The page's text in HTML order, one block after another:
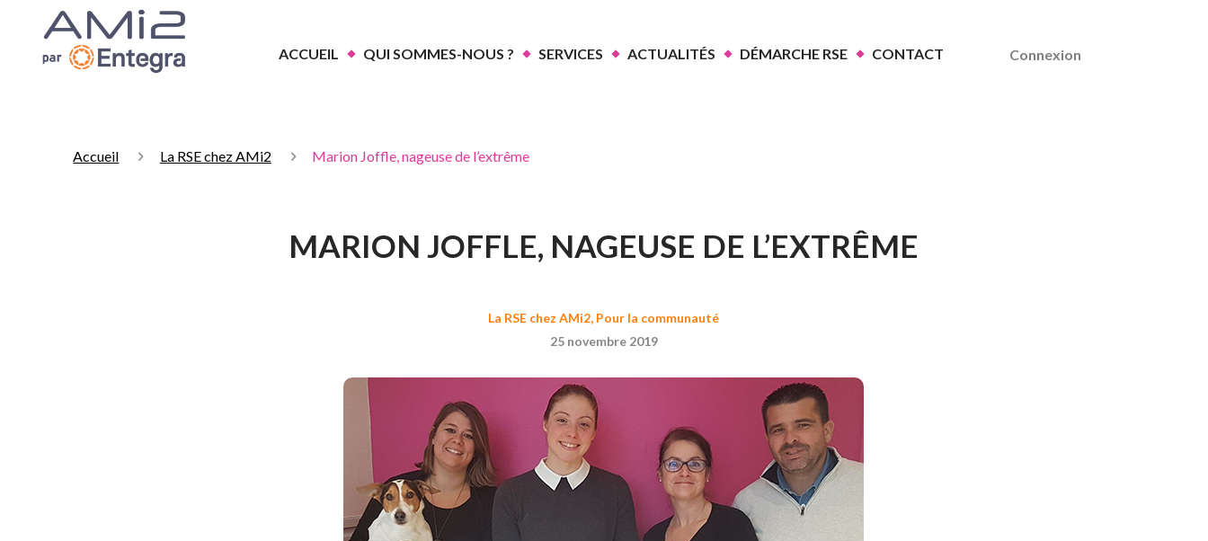
ACCUEIL QUI SOMMES-NOUS ? SERVICES ACTUALITÉS DÉMARCHE RSE CONTACT Connexion
Accueil La RSE chez AMi2 Marion Joffle, nageuse de l’extrême
MARION JOFFLE, NAGEUSE DE L’EXTRÊME
La RSE chez AMi2, Pour la communauté
25 novembre 2019